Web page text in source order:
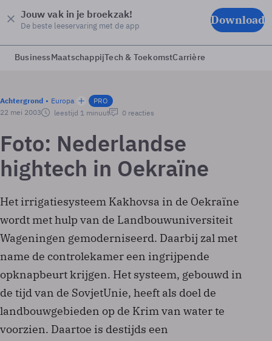
Jouw vak in je broekzak!
De beste leeservaring met de app Download
BusinessMaatschappijTech & ToekomstCarrière
Achtergrond Europa
PRO
22 mei 2003
leestijd 1 minuut 0 reacties
Foto: Nederlandse
hightech in Oekraïne
Het irrigatiesysteem Kakhovsa in de Oekraïne
wordt met hulp van de Landbouwuniversiteit
Wageningen gemoderniseerd. Daarbij zal met
name de controlekamer een ingrijpende
opknapbeurt krijgen. Het systeem, gebouwd in
de tijd van de Sovjet­Unie, heeft als doel de
landbouwgebieden op de Krim van water te
voorzien. Daartoe is destijds een